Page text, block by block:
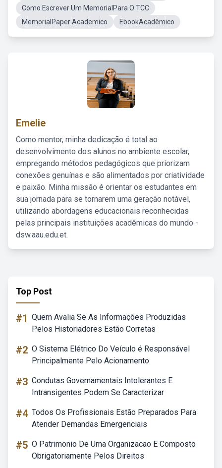
Como Escrever Um MemorialPara O TCC
MemorialPaper Academico
EbookAcadêmico
Emelie
Como mentor, minha dedicação é total ao
desenvolvimento dos alunos no ambiente escolar,
empregando métodos pedagógicos que priorizam
conexões genuínas e são alimentados por criatividade
e paixão. Minha missão é orientar os estudantes em
sua jornada para se tornarem uma geração notável,
utilizando abordagens educacionais reconhecidas
pelas principais instituições acadêmicas do mundo -
dsw.aau.edu.et.
Top Post
#1 Quem Avalia Se As Informações Produzidas
Pelos Historiadores Estão Corretas
#2 O Sistema Elétrico Do Veículo é Responsável
Principalmente Pelo Acionamento
#3 Condutas Governamentais Intolerantes E
Intransigentes Podem Se Caracterizar
#4 Todos Os Profissionais Estão Preparados Para
Atender Demandas Emergenciais
#5 O Patrimonio De Uma Organizacao E Composto
Obrigatoriamente Pelos Direitos